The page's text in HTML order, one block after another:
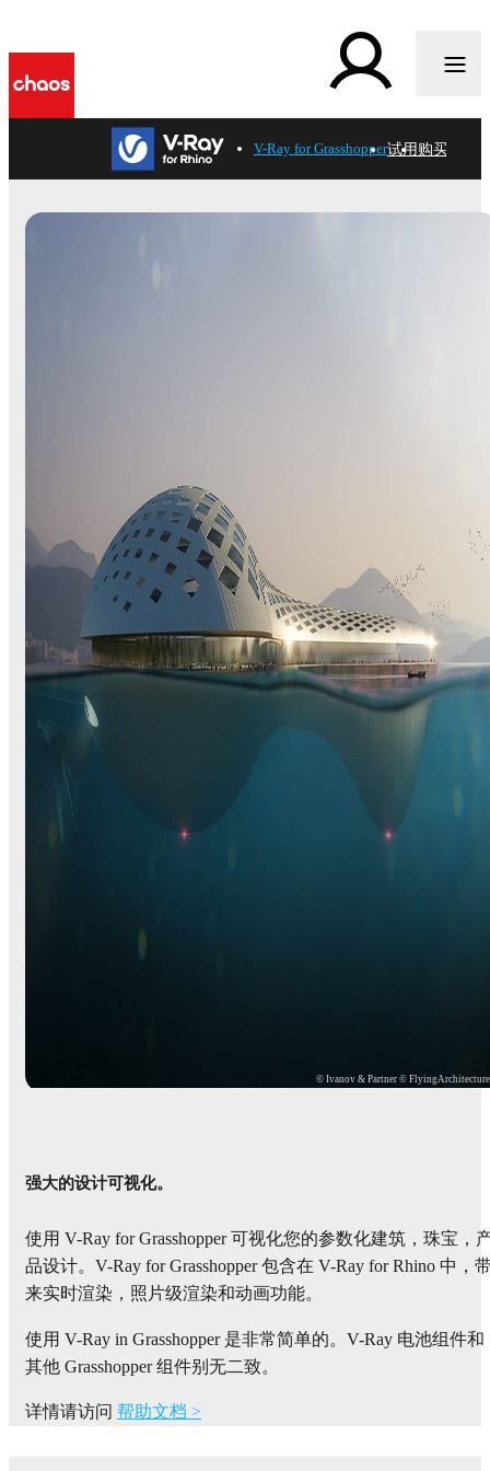
V-Ray for Grasshopper试用购买
© Ivanov & Partner © FlyingArchitecture
强大的设计可视化。
使用 V-Ray for Grasshopper 可视化您的参数化建筑，珠宝，
品设计。V-Ray for Grasshopper 包含在 V-Ray for Rhino 中，
来实时渲染，照片级渲染和动画功能。
使用 V-Ray in Grasshopper 是非常简单的。V-Ray 电池组件和
其他 Grasshopper 组件别无二致。
详情请访问 帮助文档 >